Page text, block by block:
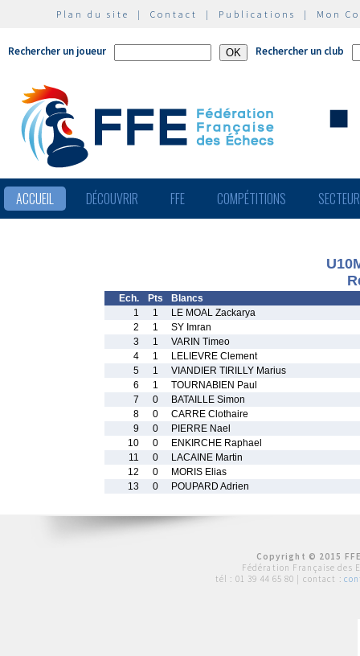
Plan du site | Contact | Publications | Mon
Rechercher un joueur Rechercher un club
ACCUEIL DÉCOUVRIR FFE COMPÉTITIONS
Ech. Pts
Blancs
1
1
LE MOAL Zackarya
2
1
SY Imran
3
1
VARIN Timeo
4
1
LELIEVRE Clement
5
1
VIANDIER TIRILLY Marius
6
1
TOURNABIEN Paul
7
0
BATAILLE Simon
8
0
CARRE Clothaire
9
0
PIERRE Nael
10
0
ENKIRCHE Raphael
11
0
LACAINE Martin
12
0
MORIS Elias
13
0 POUPARD Adrien
Copyright © 2015
Fédération Française des
tél : 01 39 44 65 80 | contact :